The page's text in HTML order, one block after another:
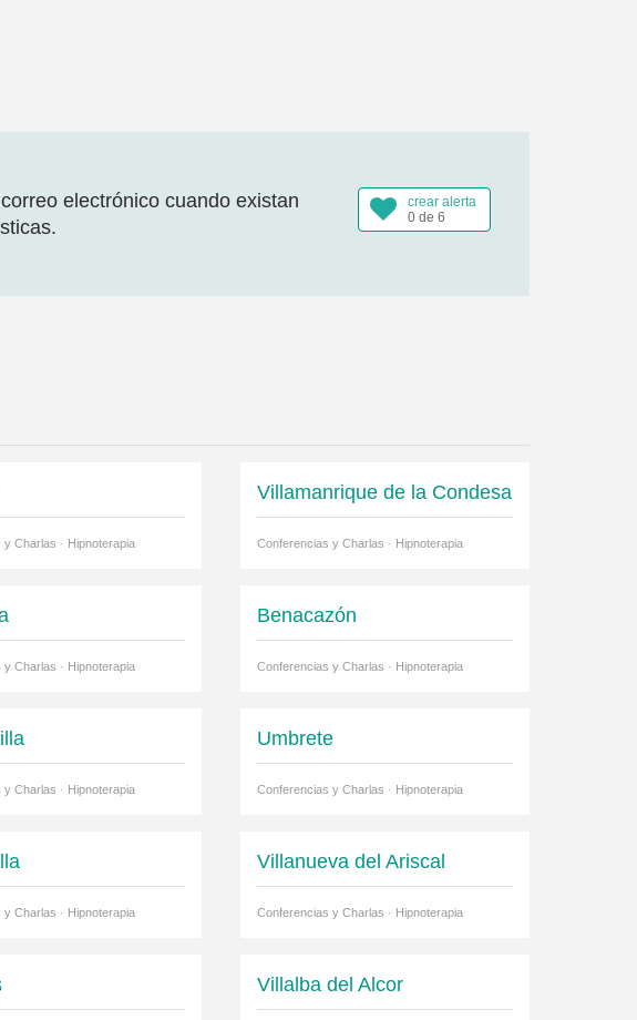
crear alerta
0 de 6
electrónico cuando existan
Charlas · Hipnoterapia
Villamanrique de la Condesa
Conferencias y Charlas · Hipnoterapia
Charlas · Hipnoterapia
Benacazón
Conferencias y Charlas · Hipnoterapia
Charlas · Hipnoterapia
Umbrete
Conferencias y Charlas · Hipnoterapia
Charlas · Hipnoterapia
Villanueva del Ariscal
Conferencias y Charlas · Hipnoterapia
Villalba del Alcor